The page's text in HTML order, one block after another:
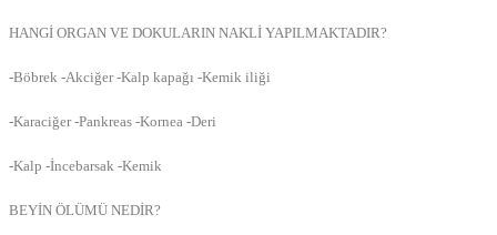
HANGİ ORGAN VE DOKULARIN NAKLİ YAPILMAKTADIR?
-Böbrek -Akciğer -Kalp kapağı -Kemik iliği
-Karaciğer -Pankreas -Kornea -Deri
-Kalp -İncebarsak -Kemik
BEYİN ÖLÜMÜ NEDİR?